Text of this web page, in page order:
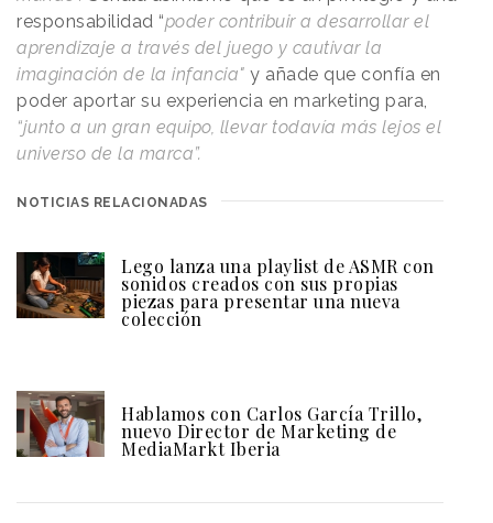
responsabilidad “poder contribuir a desarrollar el
aprendizaje a través del juego y cautivar la
imaginación de la infancia" y añade que confía en
poder aportar su experiencia en marketing para,
“junto a un gran equipo, llevar todavía más lejos el
universo de la marca”.
NOTICIAS RELACIONADAS
Lego lanza una playlist de ASMR con
sonidos creados con sus propias
piezas para presentar una nueva
colección
Hablamos con Carlos García Trillo,
nuevo Director de Marketing de
MediaMarkt Iberia